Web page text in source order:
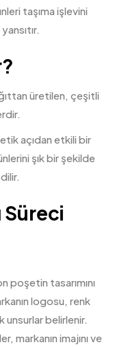
taşıma işlevini
üretilen, çeşitli
açıdan etkili bir
şık bir şekilde
Süreci
poşetin tasarımını
logosu, renk
unsurlar belirlenir.
markanın imajını ve